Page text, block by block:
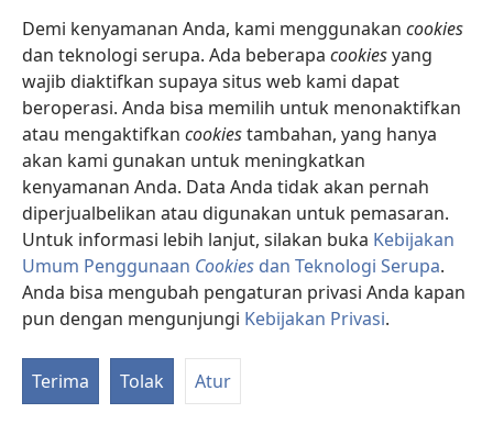
Demi kenyamanan Anda, kami menggunakan cookies
dan teknologi serupa. Ada beberapa cookiesyang
wajib diaktifkan supaya situs web kami dapat
beroperasi. Anda bisa memilih untuk menonaktifkan
atau mengaktifkan cookiestambahan, yang hanya
akan kami gunakan untuk meningkatkan
kenyamanan Anda. Data Anda tidak akan pernah
diperjualbelikan atau digunakan untuk pemasaran.
Untuk informasi lebih lanjut, silakan buka Kebijakan
Umum Penggunaan Cookies dan Teknologi Serupa.
Anda bisa mengubah pengaturan privasi Anda kapan
pun dengan mengunjungi Kebijakan Privasi.
Terima Tolak Atur
kali aku harus mengampuni dia? Sampai tujuh kali?”
22 Yesus berkata kepadanya, ”Aku katakan
kepadamu, bukan sampai tujuh kali, tapi sampai 77
kali.
v
23 ”Karena itulah Kerajaan surga bisa disamakan
seperti seorang raja yang mengadakan perhitungan
dengan budak-budaknya. 24 Sewaktu dia mulai
mengadakan perhitungan, orang yang berutang
10.000 talenta dibawa ke hadapannya. 25 Tapi
karena orang itu tidak mampu membayarnya,
majikannya itu menyuruh agar dia, istrinya, anak-
anaknya, dan segala miliknya dijual untuk membayar
utangnya.
26 Maka budak itu sujud kepadanya
dan berkata, ’Sabarlah kepada saya. Saya akan